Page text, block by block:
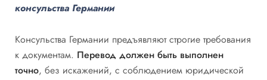
консульства Германии
Консульства Германии предъявляют строгие требования
к документам. Перевод должен быть выполнен
точно, без искажений, с соблюдением юридической